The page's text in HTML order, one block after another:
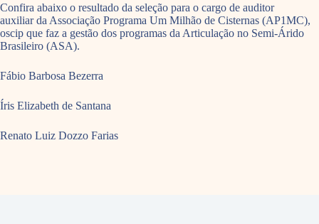
Confira abaixo o resultado da seleção para o cargo de auditor
auxiliar da Associação Programa Um Milhão de Cisternas (AP1MC),
oscip que faz a gestão dos programas da Articulação no Semi-Árido
Brasileiro (ASA).
Fábio Barbosa Bezerra
Íris Elizabeth de Santana
Renato Luiz Dozzo Farias